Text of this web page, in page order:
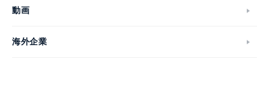
動画
海外企業